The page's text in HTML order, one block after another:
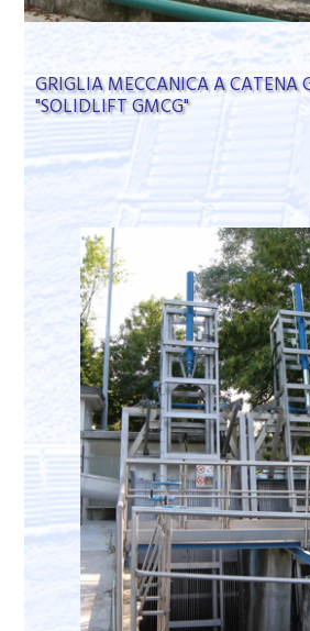
GRIGLIA MECCANICA A CATENA
"SOLIDLIFT GMCG"